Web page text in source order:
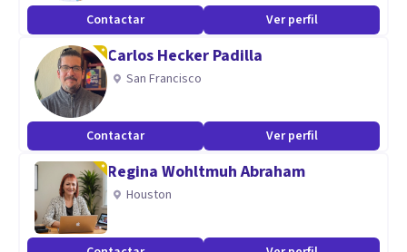
Contactar Ver perfil
Carlos Hecker Padilla
San Francisco
Contactar Ver perfil
Regina Wohltmuh Abraham
Houston